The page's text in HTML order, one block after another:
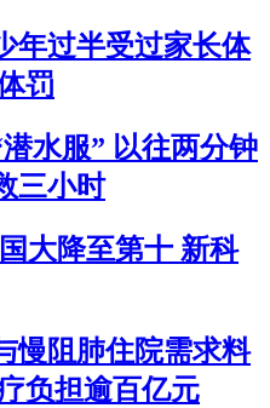
年过半受过家长体
罚
水服” 以往两分钟
三小时
大降至第十 新科
慢阻肺住院需求料
负担逾百亿元